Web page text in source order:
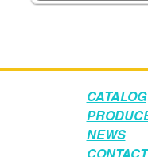
CATALOG
NEWS